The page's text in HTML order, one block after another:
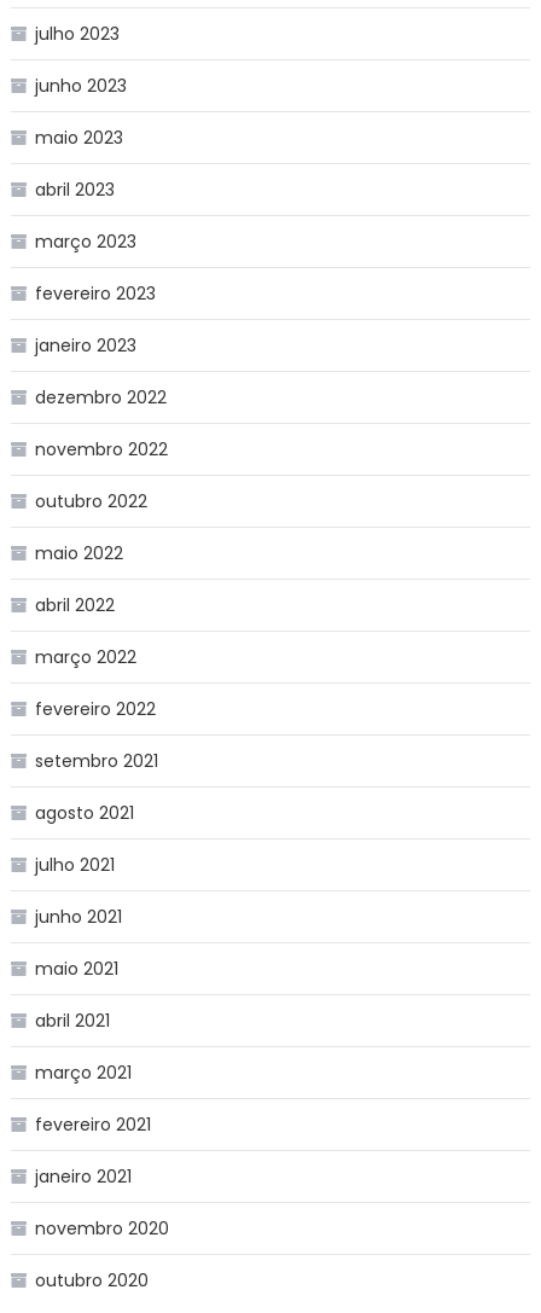
julho 2023
junho 2023
maio 2023
abril 2023
março 2023
fevereiro 2023
janeiro 2023
dezembro 2022
novembro 2022
outubro 2022
maio 2022
abril 2022
março 2022
fevereiro 2022
setembro 2021
agosto 2021
julho 2021
junho 2021
maio 2021
abril 2021
março 2021
fevereiro 2021
janeiro 2021
novembro 2020
outubro 2020